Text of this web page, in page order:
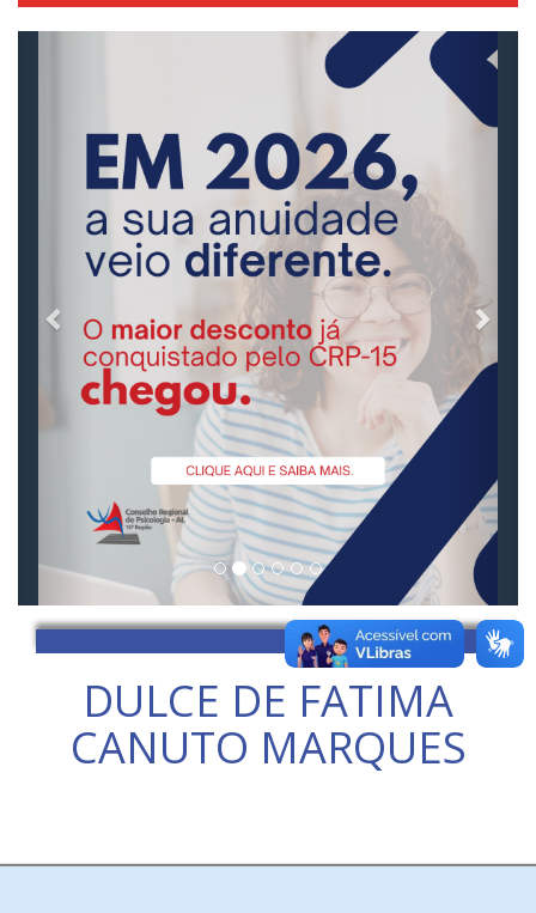
DULCE DE FATIMA
CANUTO MARQUES